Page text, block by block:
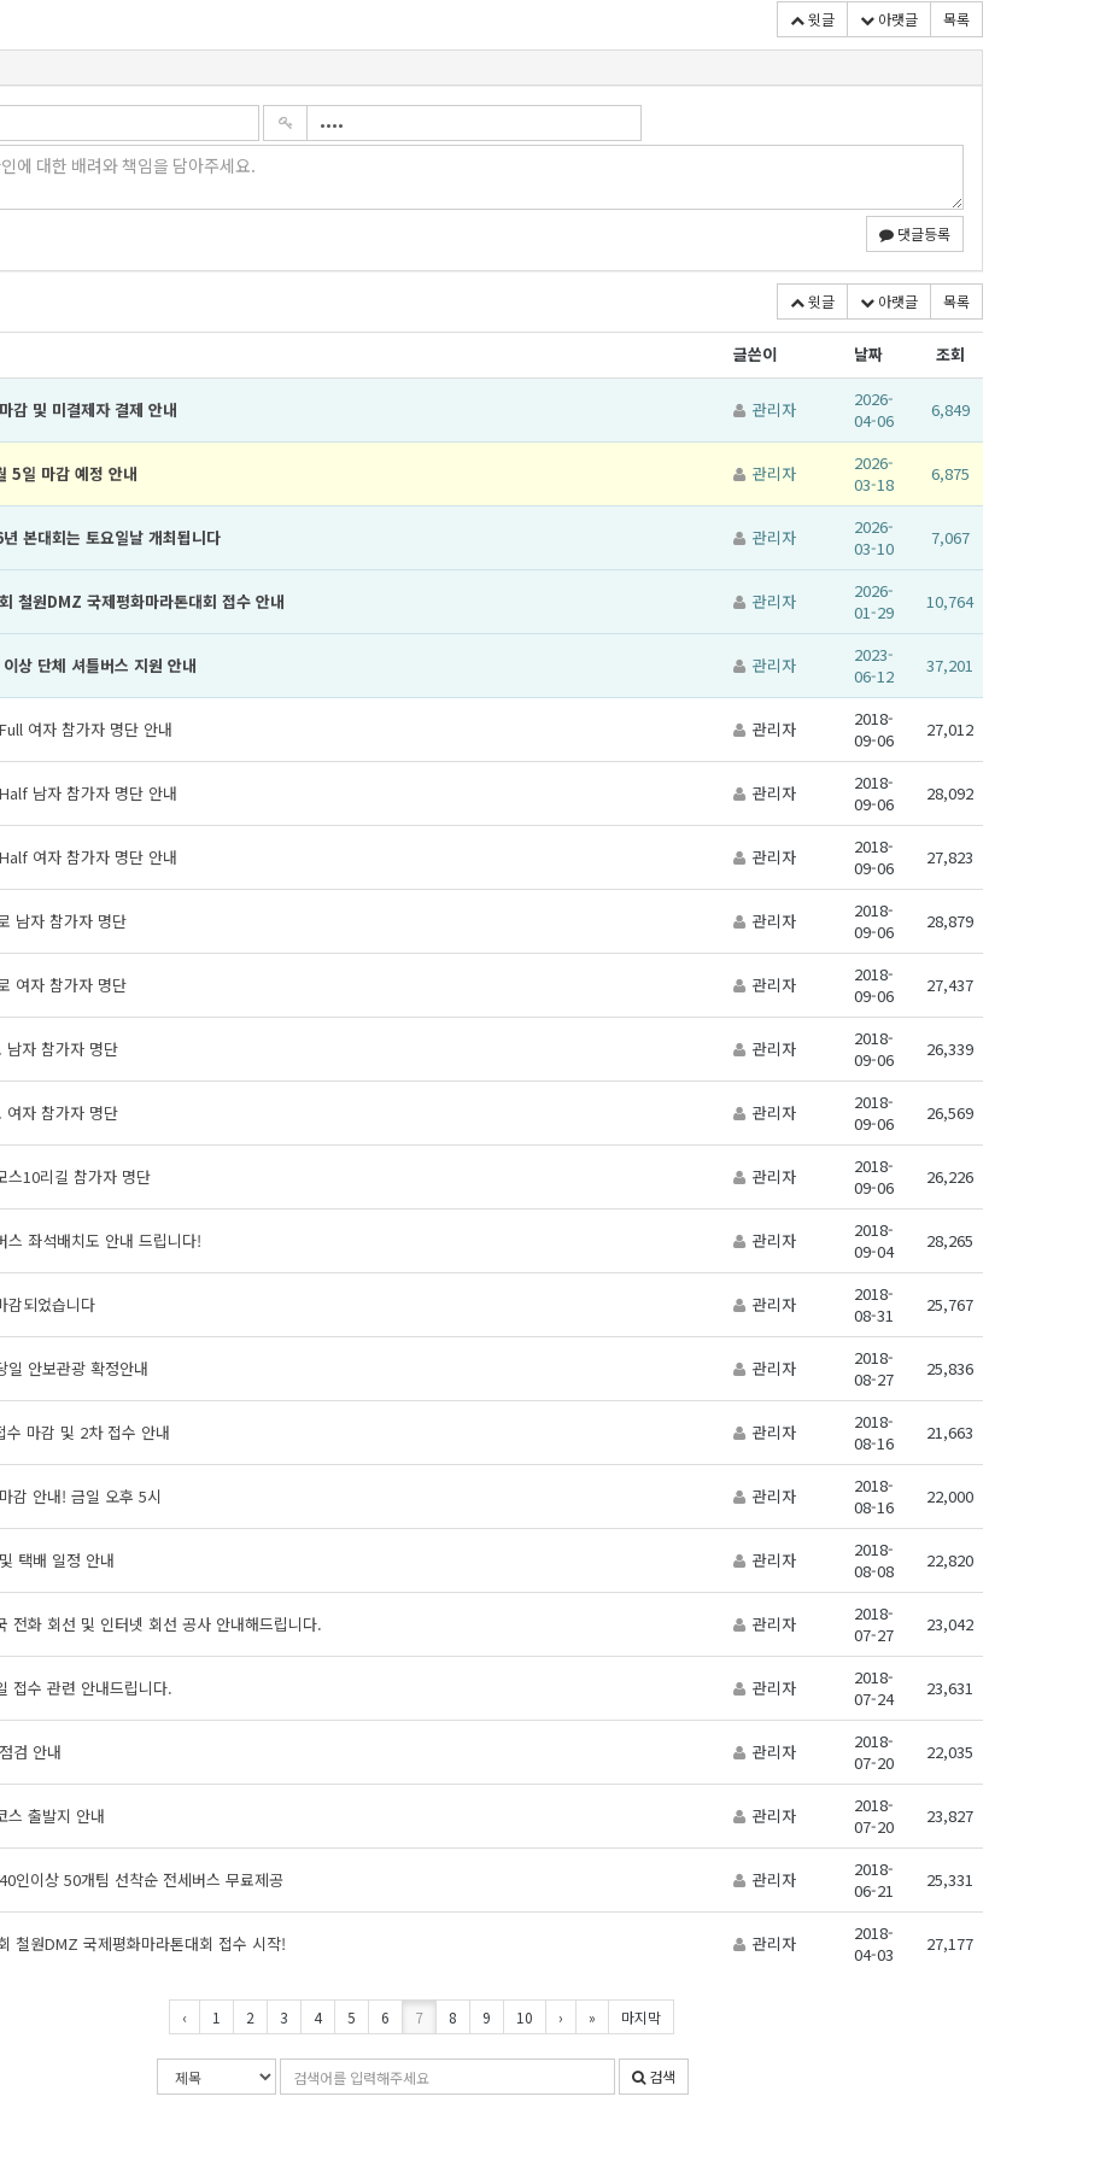
윗글 아랫글 목록
댓글등록
윗글 아랫글 목록
글쓴이 날짜 조회
감 및 미결제자 결제 안내 관리자
2026-
04-06
6,849
5일 마감 예정 안내 관리자
2026-
03-18
6,875
본대회는 토요일날 개최됩니다 관리자
2026-
03-10
7,067
철원DMZ 국제평화마라톤대회 접수 안내 관리자
2026-
01-29
10,764
상 단체 셔틀버스 지원 안내 관리자
2023-
06-12
37,201
여자 참가자 명단 안내 관리자
2018-
09-06
27,012
남자 참가자 명단 안내 관리자
2018-
09-06
28,092
여자 참가자 명단 안내 관리자
2018-
09-06
27,823
남자 참가자 명단 관리자
2018-
09-06
28,879
여자 참가자 명단 관리자
2018-
09-06
27,437
남자 참가자 명단 관리자
2018-
09-06
26,339
여자 참가자 명단 관리자
2018-
09-06
26,569
스10리길 참가자 명단 관리자
2018-
09-06
26,226
스 좌석배치도 안내 드립니다! 관리자
2018-
09-04
28,265
감되었습니다 관리자
2018-
08-31
25,767
일 안보관광 확정안내 관리자
2018-
08-27
25,836
수 마감 및 2차 접수 안내 관리자
2018-
08-16
21,663
감 안내! 금일 오후 5시 관리자
2018-
08-16
22,000
택배 일정 안내 관리자
2018-
08-08
22,820
전화 회선 및 인터넷 회선 공사 안내해드립니다. 관리자
2018-
07-27
23,042
접수 관련 안내드립니다. 관리자
2018-
07-24
23,631
검 안내 관리자
2018-
07-20
22,035
스 출발지 안내 관리자
2018-
07-20
23,827
인이상 50개팀 선착순 전세버스 무료제공 관리자
2018-
06-21
25,331
철원DMZ 국제평화마라톤대회 접수 시작! 관리자
2018-
04-03
27,177
‹ 1 2 3 4 5 6 7 8 9 10 › » 마지막
검
색
검
색
검색